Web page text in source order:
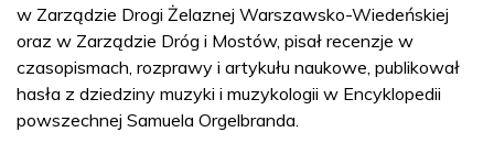
w Zarządzie Drogi Żelaznej Warszawsko-Wiedeńskiej
oraz w Zarządzie Dróg i Mostów, pisał recenzje w
czasopismach, rozprawy i artykułu naukowe, publikował
hasła z dziedziny muzyki i muzykologii w Encyklopedii
powszechnej Samuela Orgelbranda.